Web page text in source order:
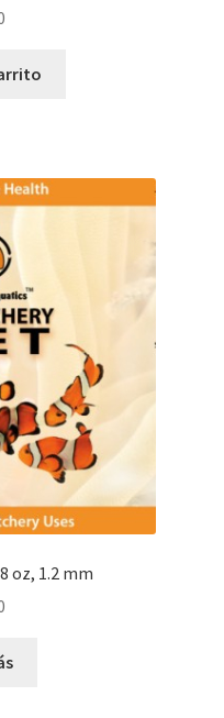
oz, 1.2 mm